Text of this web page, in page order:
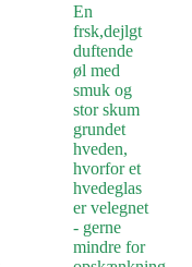
En
frsk,dejlgt
duftende
øl med
smuk og
stor skum
grundet
hveden,
hvorfor et
hvedeglas
er velegnet
- gerne
mindre for